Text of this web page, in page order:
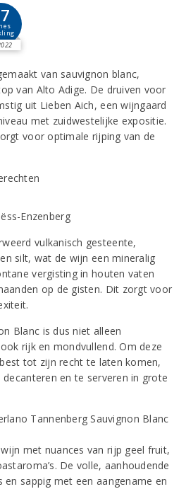
van sauvignon blanc,
van Alto Adige. De druiven voor
uit Lieben Aich, een wijngaard
met zuidwestelijke expositie.
voor optimale rijping van de
vulkanisch gesteente,
silt, wat de wijn een mineralig
vergisting in houten vaten
op de gisten. Dit zorgt voor
Blanc is dus niet alleen
rijk en mondvullend. Om deze
tot zijn recht te laten komen,
en te serveren in grote
met nuances van rijp geel fruit,
De volle, aanhoudende
sappig met een aangename en